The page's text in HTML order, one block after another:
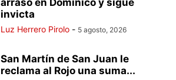
arrasó en Dominico y sigue
invicta
Luz Herrero Pirolo - 5 agosto, 2026
San Martín de San Juan le
reclama al Rojo una suma...